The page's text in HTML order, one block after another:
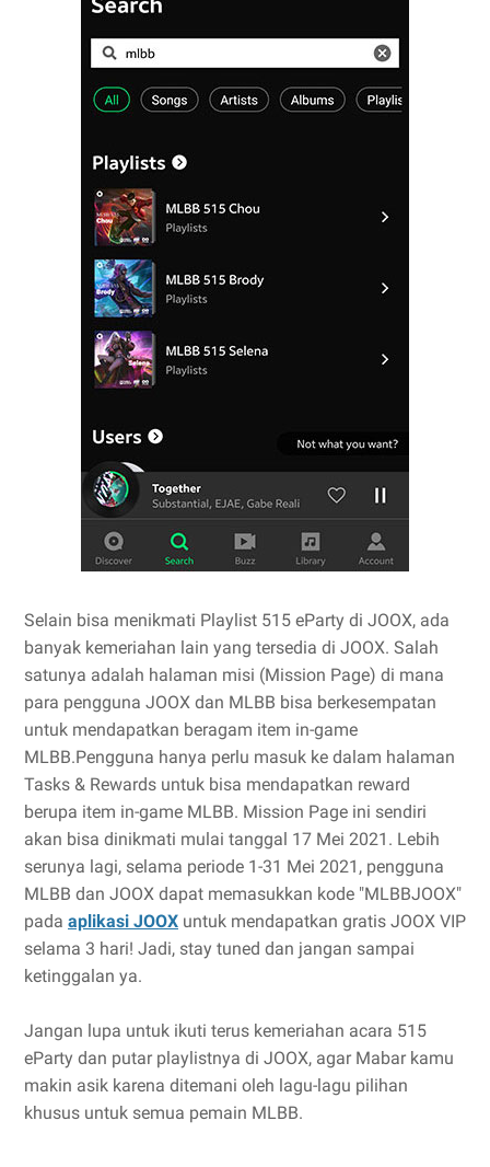
Selain bisa menikmati Playlist 515 eParty di JOOX, ada
banyak kemeriahan lain yang tersedia di JOOX. Salah
satunya adalah halaman misi (Mission Page) di mana
para pengguna JOOX dan MLBB bisa berkesempatan
untuk mendapatkan beragam item in-game
MLBB.Pengguna hanya perlu masuk ke dalam halaman
Tasks & Rewards untuk bisa mendapatkan reward
berupa item in-game MLBB. Mission Page ini sendiri
akan bisa dinikmati mulai tanggal 17 Mei 2021. Lebih
serunya lagi, selama periode 1-31 Mei 2021, pengguna
MLBB dan JOOX dapat memasukkan kode "MLBBJOOX"
pada aplikasi JOOX untuk mendapatkan gratis JOOX VIP
selama 3 hari! Jadi, stay tuned dan jangan sampai
ketinggalan ya.
Jangan lupa untuk ikuti terus kemeriahan acara 515
eParty dan putar playlistnya di JOOX, agar Mabar kamu
makin asik karena ditemani oleh lagu-lagu pilihan
khusus untuk semua pemain MLBB.